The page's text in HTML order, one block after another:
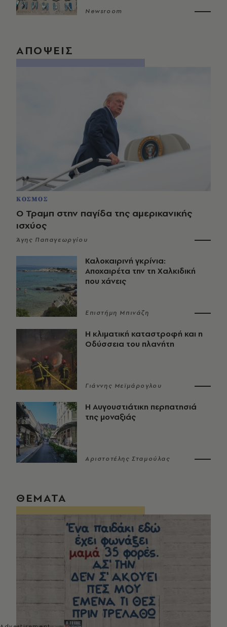
Newsroom
ΑΠΟΨΕΙΣ
ΚΟΣΜΟΣ
Ο Τραμπ στην παγίδα της αμερικανικής
ισχύος
Άγης Παπαγεωργίου
Καλοκαιρινή γκρίνια:
Αποχαιρέτα την τη Χαλκιδική
που χάνεις
Επιστήμη Μπινάζη
Η κλιματική καταστροφή και η
Οδύσσεια του πλανήτη
Γιάννης Μεϊμάρογλου
Η Αυγουστιάτικη περπατησιά
της μοναξιάς
Αριστοτέλης Σταμούλας
ΘΕΜΑΤΑ